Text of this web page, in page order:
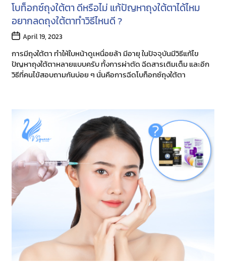
โบท็อกซ์ถุงใต้ตา ดีหรือไม่ แก้ปัญหาถุงใต้ตาได้ไหม
อยากลดถุงใต้ตาทำวิธีไหนดี ?
Post
date
April 19, 2023
การมีถุงใต้ตา ทำให้ใบหน้าดูเหนื่อยล้า มีอายุ ในปัจจุบันมีวิธีแก้ไข
ปัญหาถุงใต้ตาหลายแบบครับ ทั้งการผ่าตัด ฉีดสารเติมเต็ม และอีก
วิธีที่คนไข้สอบถามกันบ่อย ๆ นั่นคือการฉีดโบท็อกซ์ถุงใต้ตา